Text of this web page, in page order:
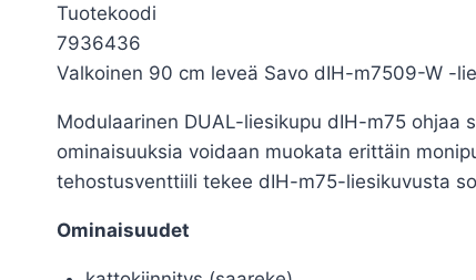
Tuotekoodi
7936436
Valkoinen 90 cm leveä Savo dIH-m7509-W -
Modulaarinen DUAL-liesikupu dIH-m75 ohjaa
ominaisuuksia voidaan muokata erittäin
tehostusventtiili tekee dIH-m75-liesikuvusta
Ominaisuudet